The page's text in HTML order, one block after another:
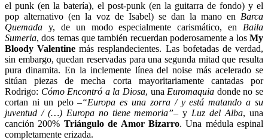
el punk (en la batería), el post-punk (en la guitarra de fondo) y el
pop alternativo (en la voz de Isabel) se dan la mano en Barca
Quemada y, de un modo especialmente carismático, en Baila
Sumeria, dos temas que también recuerdan poderosamente a los My
Bloody Valentine más resplandecientes. Las bofetadas de verdad,
sin embargo, quedan reservadas para una segunda mitad que resulta
pura dinamita. En la inclemente línea del noise más acelerado se
sitúan piezas de mecha corta mayoritariamente cantadas por
Rodrigo: Cómo Encontró a la Diosa, una Euromaquia donde no se
cortan ni un pelo –“Europa es una zorra / y está matando a su
juventud / (…) Europa no tiene memoria”– y Luz del Alba, una
canción 200% Triángulo de Amor Bizarro. Una médula espinal
completamente erizada.